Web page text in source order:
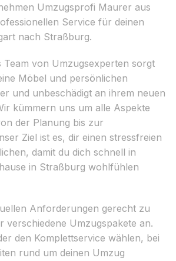
Umzugsprofi Maurer aus
Service für deinen
nach Straßburg.
von Umzugsexperten sorgt
Möbel und persönlichen
und unbeschädigt an ihrem neuen
kümmern uns um alle Aspekte
der Planung bis zur
Ziel ist es, dir einen stressfreien
damit du dich schnell in
in Straßburg wohlfühlen
Anforderungen gerecht zu
verschiedene Umzugspakete an.
den Komplettservice wählen, bei
rund um deinen Umzug